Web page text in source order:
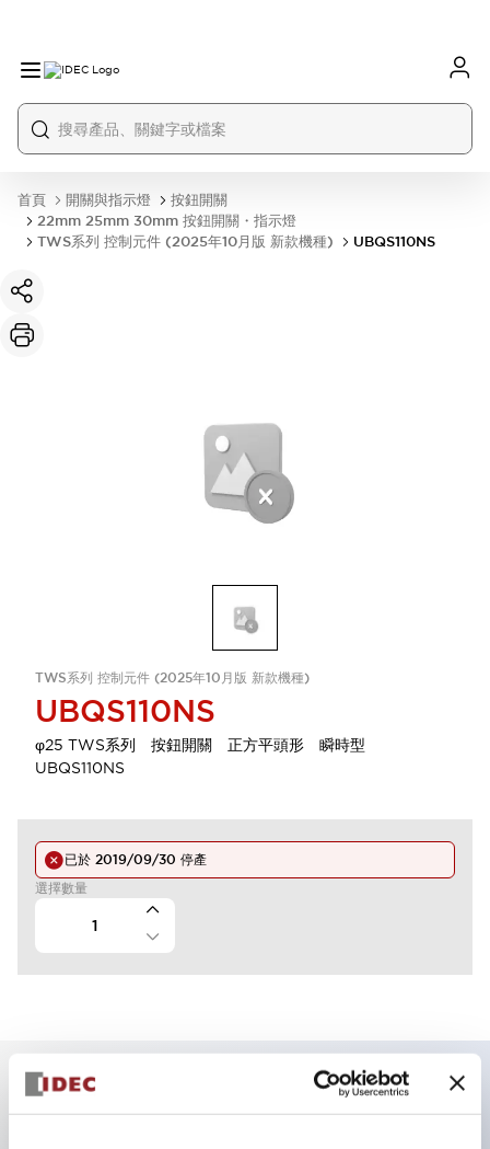
首頁 開關與指示燈
按鈕開關
22mm 25mm 30mm 按鈕開關・指示燈
TWS系列 控制元件 (2025年10月版 新款機種)
UBQS110NS
TWS系列 控制元件 (2025年10月版 新款機種)
UBQS110NS
φ25 TWS系列 按鈕開關 正方平頭形 瞬時型
UBQS110NS
已於 2019/09/30 停產
選擇數量
主要特點